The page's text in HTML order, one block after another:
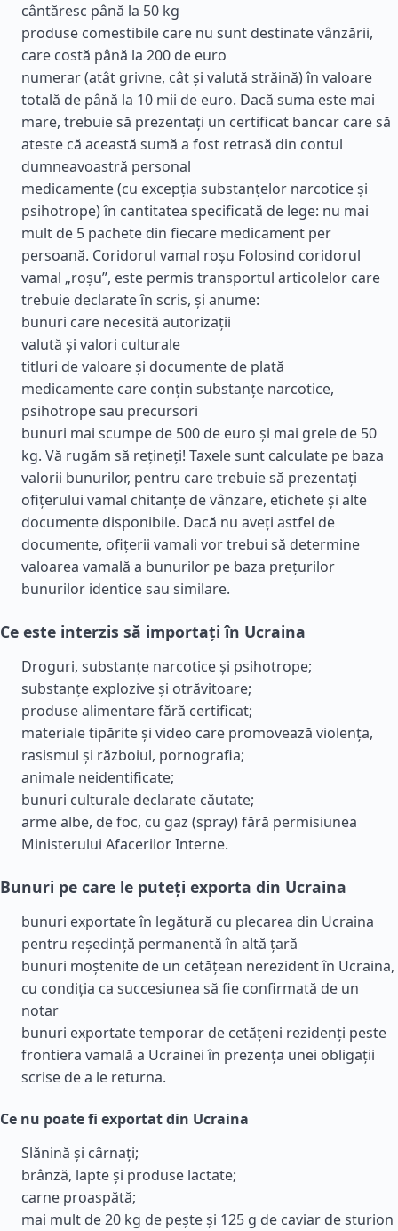
cântăresc până la 50 kg
produse comestibile care nu sunt destinate vânzării,
care costă până la 200 de euro
numerar (atât grivne, cât și valută străină) în valoare
totală de până la 10 mii de euro. Dacă suma este mai
mare, trebuie să prezentați un certificat bancar care să
ateste că această sumă a fost retrasă din contul
dumneavoastră personal
medicamente (cu excepția substanțelor narcotice și
psihotrope) în cantitatea specificată de lege: nu mai
mult de 5 pachete din fiecare medicament per
persoană. Coridorul vamal roșu Folosind coridorul
vamal „roșu”, este permis transportul articolelor care
trebuie declarate în scris, și anume:
bunuri care necesită autorizații
valută și valori culturale
titluri de valoare și documente de plată
medicamente care conțin substanțe narcotice,
psihotrope sau precursori
bunuri mai scumpe de 500 de euro și mai grele de 50
kg. Vă rugăm să rețineți! Taxele sunt calculate pe baza
valorii bunurilor, pentru care trebuie să prezentați
ofițerului vamal chitanțe de vânzare, etichete și alte
documente disponibile. Dacă nu aveți astfel de
documente, ofițerii vamali vor trebui să determine
valoarea vamală a bunurilor pe baza prețurilor
bunurilor identice sau similare.
Ce este interzis să importați în Ucraina
Droguri, substanțe narcotice și psihotrope;
substanțe explozive și otrăvitoare;
produse alimentare fără certificat;
materiale tipărite și video care promovează violența,
rasismul și războiul, pornografia;
animale neidentificate;
bunuri culturale declarate căutate;
arme albe, de foc, cu gaz (spray) fără permisiunea
Ministerului Afacerilor Interne.
Bunuri pe care le puteți exporta din Ucraina
bunuri exportate în legătură cu plecarea din Ucraina
pentru reședință permanentă în altă țară
bunuri moștenite de un cetățean nerezident în Ucraina,
cu condiția ca succesiunea să fie confirmată de un
notar
bunuri exportate temporar de cetățeni rezidenți peste
frontiera vamală a Ucrainei în prezența unei obligații
scrise de a le returna.
Ce nu poate fi exportat din Ucraina
Slănină și cârnați;
brânză, lapte și produse lactate;
carne proaspătă;
mai mult de 20 kg de pește și 125 g de caviar de sturion